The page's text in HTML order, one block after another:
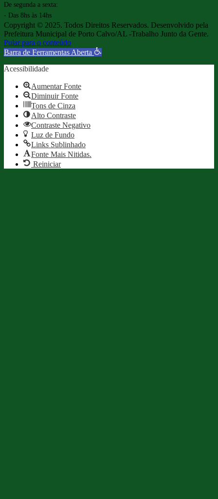
De segunda a sexta:
- Das 8hs às 14hs
Copyright © 2025. Todos Direitos Reservados. Desenvolvido pela
Prefeitura Municipal de Porto Calvo/AL -Trabalho Junto da Gente.
Pular para o conteúdo
Barra de Ferramentas Aberta
Acessibilidade
Aumentar Fonte
Diminuir Fonte
Tons de Cinza
Alto Contraste
Contraste Negativo
Luz de Fundo
Links Sublinhado
Fonte Mais Nitidas.
Reiniciar